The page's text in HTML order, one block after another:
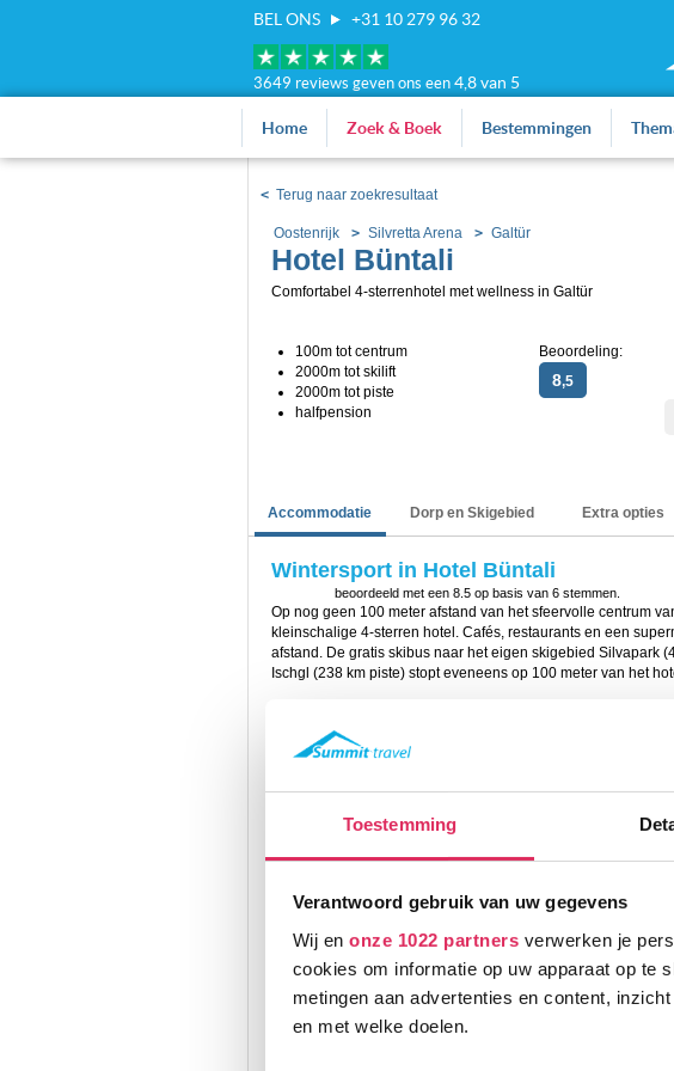
Toestemming
Verantwoord gebruik van uw gegevens
Wij en onze 1022 partners verwerken je
cookies om informatie op uw apparaat op te
metingen aan advertenties en content,
en met welke doelen.
BEL ONS +31 10 279 96 32
3649 reviews geven ons een 4,8 van 5
Home Zoek & Boek Bestemmingen
<Terug naar zoekresultaat
Oostenrijk Silvretta Arena Galtür
Hotel Büntali
Comfortabel 4-sterrenhotel met wellness in Galtür
100m tot centrum
2000m tot skilift
2000m tot piste
halfpension
Beoordeling:
8,5
Accommodatie Dorp en Skigebied Extra opties
Wintersport in Hotel Büntali
beoordeeld met een 8.5op basis van 6stemmen.
Op nog geen 100 meter afstand van het sfeervolle centrum
kleinschalige 4-sterren hotel. Cafés, restaurants en een
afstand. De gratis skibus naar het eigen skigebied Silvapark
Ischgl (238 km piste) stopt eveneens op 100 meter van het
winter geopend is, een hotelbar, een stube, speelkamer,
Wi-Fi, gratis parkeerplaats (op basis van beschikbaarheid) en
sauna, Finse sauna en ontspanningsruimte.
De knusse 2/3/4-persoonskamers (28m2) zijn alle voorzien
douche, toilet, föhn, minibar, telefoon, tv en kluis. Alle kamers
Het verblijf is op basis van halfpension. Het ontbijt is in
gerechten en 's avonds kan je genieten van een 4-
feestmenu.
Prijzen en Boeken